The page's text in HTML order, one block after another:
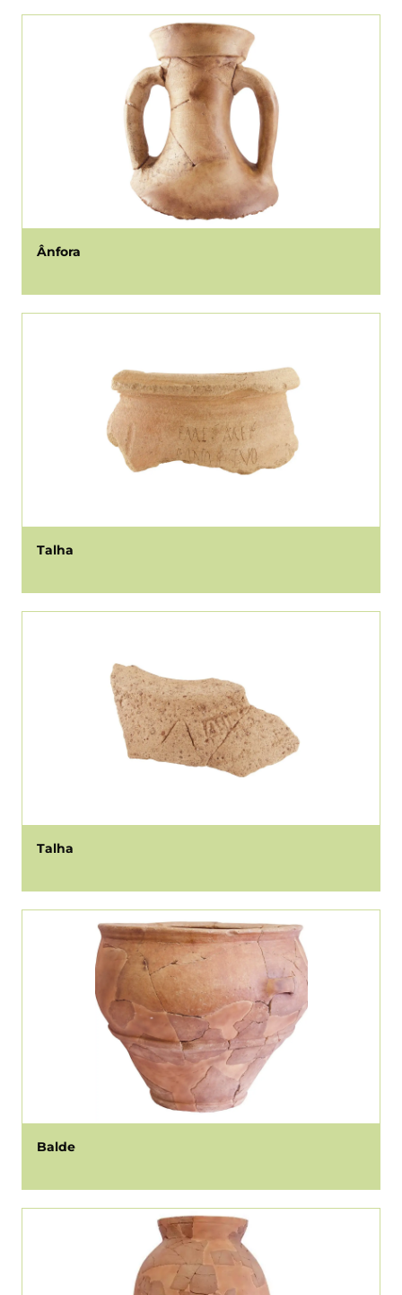
Ânfora
Talha
Talha
Balde